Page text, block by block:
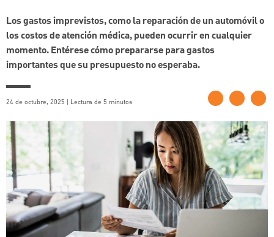
Los gastos imprevistos, como la reparación de un automóvil o
los costos de atención médica, pueden ocurrir en cualquier
momento. Entérese cómo prepararse para gastos
importantes que su presupuesto no esperaba.
24 de octubre, 2025 | Lectura de 5 minutos